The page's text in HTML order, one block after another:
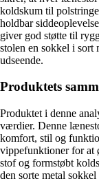
koldskum til
holdbar
giver god støtte til
stolen en sokkel i sort
udseende.
Produktets
Produktet i denne
værdier. Denne
komfort, stil og
vippefunktioner for
stof og formstøbt
den sorte metal